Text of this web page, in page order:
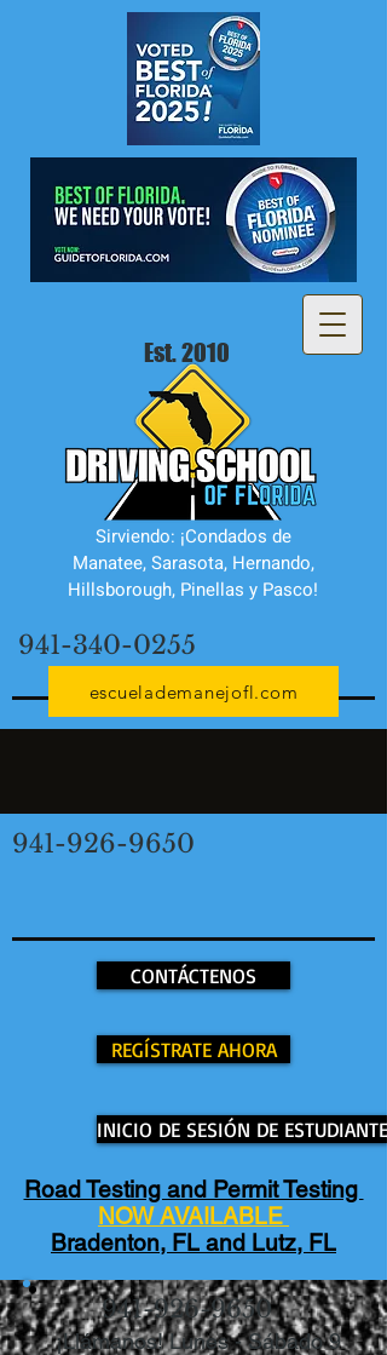
Sirviendo: ¡Condados de
Manatee, Sarasota, Hernando,
Hillsborough, Pinellas y Pasco!
941-340-0255
Est. 2010
escuelademanejofl.com
941-926-9650
CONTÁCTENOS
REGÍSTRATE AHORA
INICIO DE SESIÓN DE ESTUDIANTE
Road Testing and Permit Testing
NOW AVAILABLE
Bradenton, FL and Lutz, FL
941-926-9650
¡Llámanos! Lunes - Sábado 9